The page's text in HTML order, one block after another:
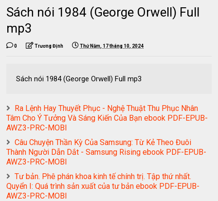
Sách nói 1984 (George Orwell) Full
mp3
0 Trương Định Thứ Năm, 17 tháng 10, 2024
Sách nói 1984 (George Orwell) Full mp3
Ra Lệnh Hay Thuyết Phục - Nghệ Thuật Thu Phục Nhân
Tâm Cho Ý Tưởng Và Sáng Kiến Của Bạn ebook PDF-EPUB-
AWZ3-PRC-MOBI
Câu Chuyện Thần Kỳ Của Samsung: Từ Kẻ Theo Đuôi
Thành Người Dẫn Dắt - Samsung Rising ebook PDF-EPUB-
AWZ3-PRC-MOBI
Tư bản. Phê phán khoa kinh tế chính trị. Tập thứ nhất.
Quyển I: Quá trình sản xuất của tư bản ebook PDF-EPUB-
AWZ3-PRC-MOBI